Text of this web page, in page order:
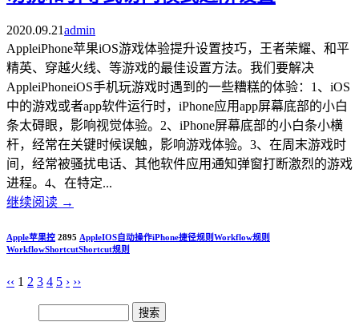
2020.09.21admin
AppleiPhone苹果iOS游戏体验提升设置技巧，王者荣耀、和平
精英、穿越火线、等游戏的最佳设置方法。我们要解决
AppleiPhoneiOS手机玩游戏时遇到的一些糟糕的体验：1、iOS
中的游戏或者app软件运行时，iPhone应用app屏幕底部的小白
条太碍眼，影响视觉体验。2、iPhone屏幕底部的小白条小横
杆，经常在关键时候误触，影响游戏体验。3、在周末游戏时
间，经常被骚扰电话、其他软件应用通知弹窗打断激烈的游戏
进程。4、在特定...
继续阅读 →
Apple苹果控 2895 AppleIOS自动操作iPhone捷径规则 Workflow规则
WorkflowShortcutShortcut规则
‹‹ 1 2 3 4 5 › ››